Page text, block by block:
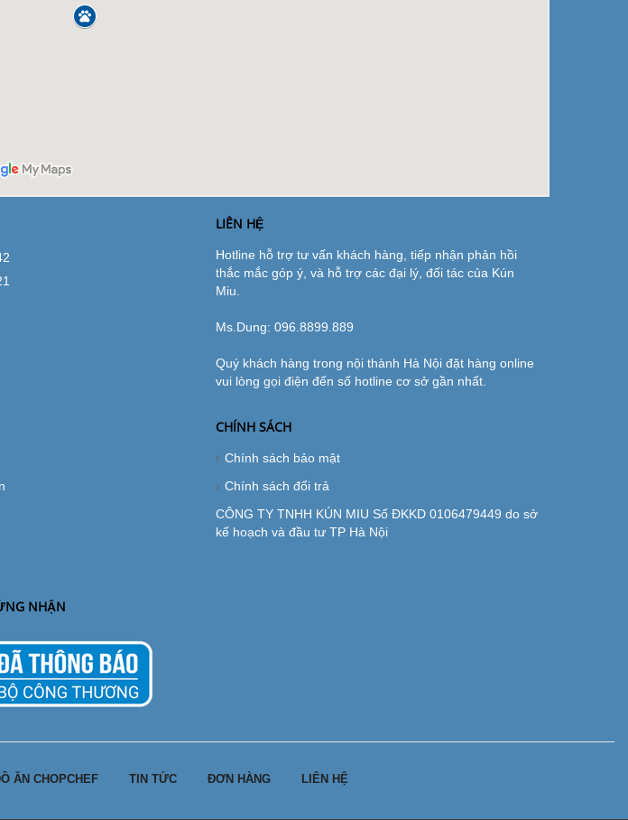
LIÊN HỆ
Hotline hỗ trợ tư vấn khách hàng, tiếp nhận phản hồi
thắc mắc góp ý, và hỗ trợ các đại lý, đối tác của Kún
Miu.
Ms.Dung: 096.8899.889
Quý khách hàng trong nội thành Hà Nội đặt hàng online
vui lòng gọi điện đến số hotline cơ sở gần nhất.
CHÍNH SÁCH
Chính sách bảo mật
Chính sách đổi trả
CÔNG TY TNHH KÚN MIU Số ĐKKD 0106479449 do sở
kế hoạch và đầu tư TP Hà Nội
NHẬN
ĂN CHOPCHEF TIN TỨC ĐƠN HÀNG LIÊN HỆ